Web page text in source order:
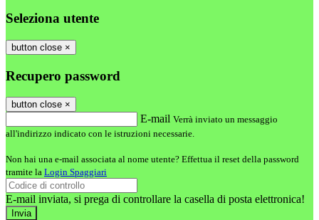
Seleziona utente
button close ×
Recupero password
button close ×
E-mail Verrà inviato un messaggio
all'indirizzo indicato con le istruzioni necessarie.
Non hai una e-mail associata al nome utente? Effettua il reset della password
tramite la Login Spaggiari
E-mail inviata, si prega di controllare la casella di posta elettronica!